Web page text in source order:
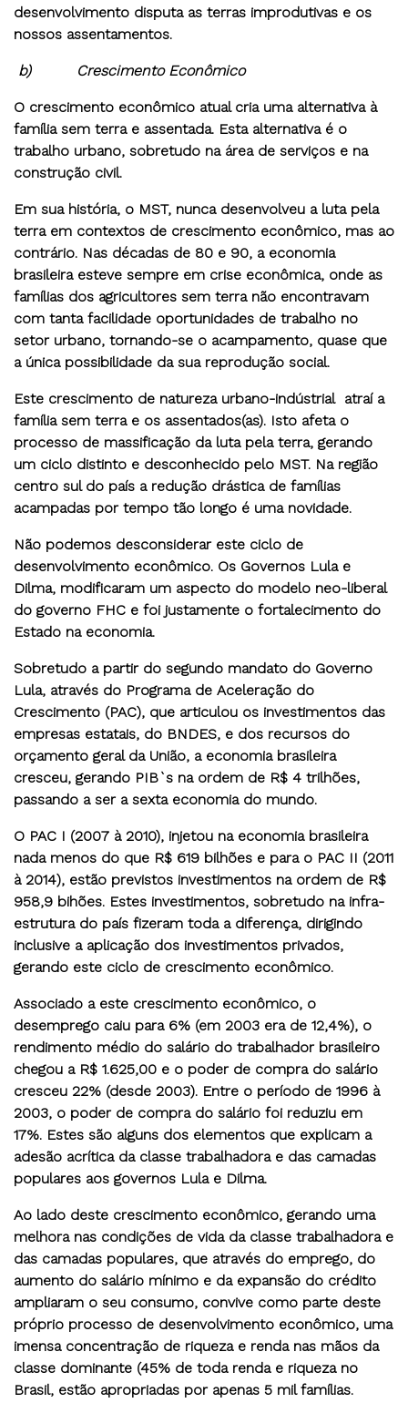
desenvolvimento disputa as terras improdutivas e os
nossos assentamentos.
b) Crescimento Econômico
O crescimento econômico atual cria uma alternativa à
família sem terra e assentada. Esta alternativa é o
trabalho urbano, sobretudo na área de serviços e na
construção civil.
Em sua história, o MST, nunca desenvolveu a luta pela
terra em contextos de crescimento econômico, mas ao
contrário. Nas décadas de 80 e 90, a economia
brasileira esteve sempre em crise econômica, onde as
famílias dos agricultores sem terra não encontravam
com tanta facilidade oportunidades de trabalho no
setor urbano, tornando-se o acampamento, quase que
a única possibilidade da sua reprodução social.
Este crescimento de natureza urbano-indústrial atraí a
família sem terra e os assentados(as). Isto afeta o
processo de massificação da luta pela terra, gerando
um ciclo distinto e desconhecido pelo MST. Na região
centro sul do país a redução drástica de famílias
acampadas por tempo tão longo é uma novidade.
Não podemos desconsiderar este ciclo de
desenvolvimento econômico. Os Governos Lula e
Dilma, modificaram um aspecto do modelo neo-liberal
do governo FHC e foi justamente o fortalecimento do
Estado na economia.
Sobretudo a partir do segundo mandato do Governo
Lula, através do Programa de Aceleração do
Crescimento (PAC), que articulou os investimentos das
empresas estatais, do BNDES, e dos recursos do
orçamento geral da União, a economia brasileira
cresceu, gerando PIB`s na ordem de R$ 4 trilhões,
passando a ser a sexta economia do mundo.
O PAC I (2007 à 2010), injetou na economia brasileira
nada menos do que R$ 619 bilhões e para o PAC II (2011
à 2014), estão previstos investimentos na ordem de R$
958,9 bihões. Estes investimentos, sobretudo na infra-
estrutura do país fizeram toda a diferença, dirigindo
inclusive a aplicação dos investimentos privados,
gerando este ciclo de crescimento econômico.
Associado a este crescimento econômico, o
desemprego caiu para 6% (em 2003 era de 12,4%), o
rendimento médio do salário do trabalhador brasileiro
chegou a R$ 1.625,00 e o poder de compra do salário
cresceu 22% (desde 2003). Entre o período de 1996 à
2003, o poder de compra do salário foi reduziu em
17%. Estes são alguns dos elementos que explicam a
adesão acrítica da classe trabalhadora e das camadas
populares aos governos Lula e Dilma.
Ao lado deste crescimento econômico, gerando uma
melhora nas condições de vida da classe trabalhadora e
das camadas populares, que através do emprego, do
aumento do salário mínimo e da expansão do crédito
ampliaram o seu consumo, convive como parte deste
próprio processo de desenvolvimento econômico, uma
imensa concentração de riqueza e renda nas mãos da
classe dominante (45% de toda renda e riqueza no
Brasil, estão apropriadas por apenas 5 mil famílias.